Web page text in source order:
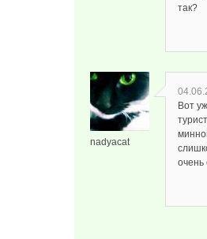
так?
nadyacat
Вот
очень